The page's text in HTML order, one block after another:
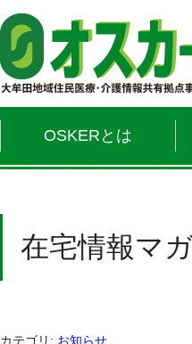
OSKERとは
在宅情報マ
カテゴリ: お知らせ